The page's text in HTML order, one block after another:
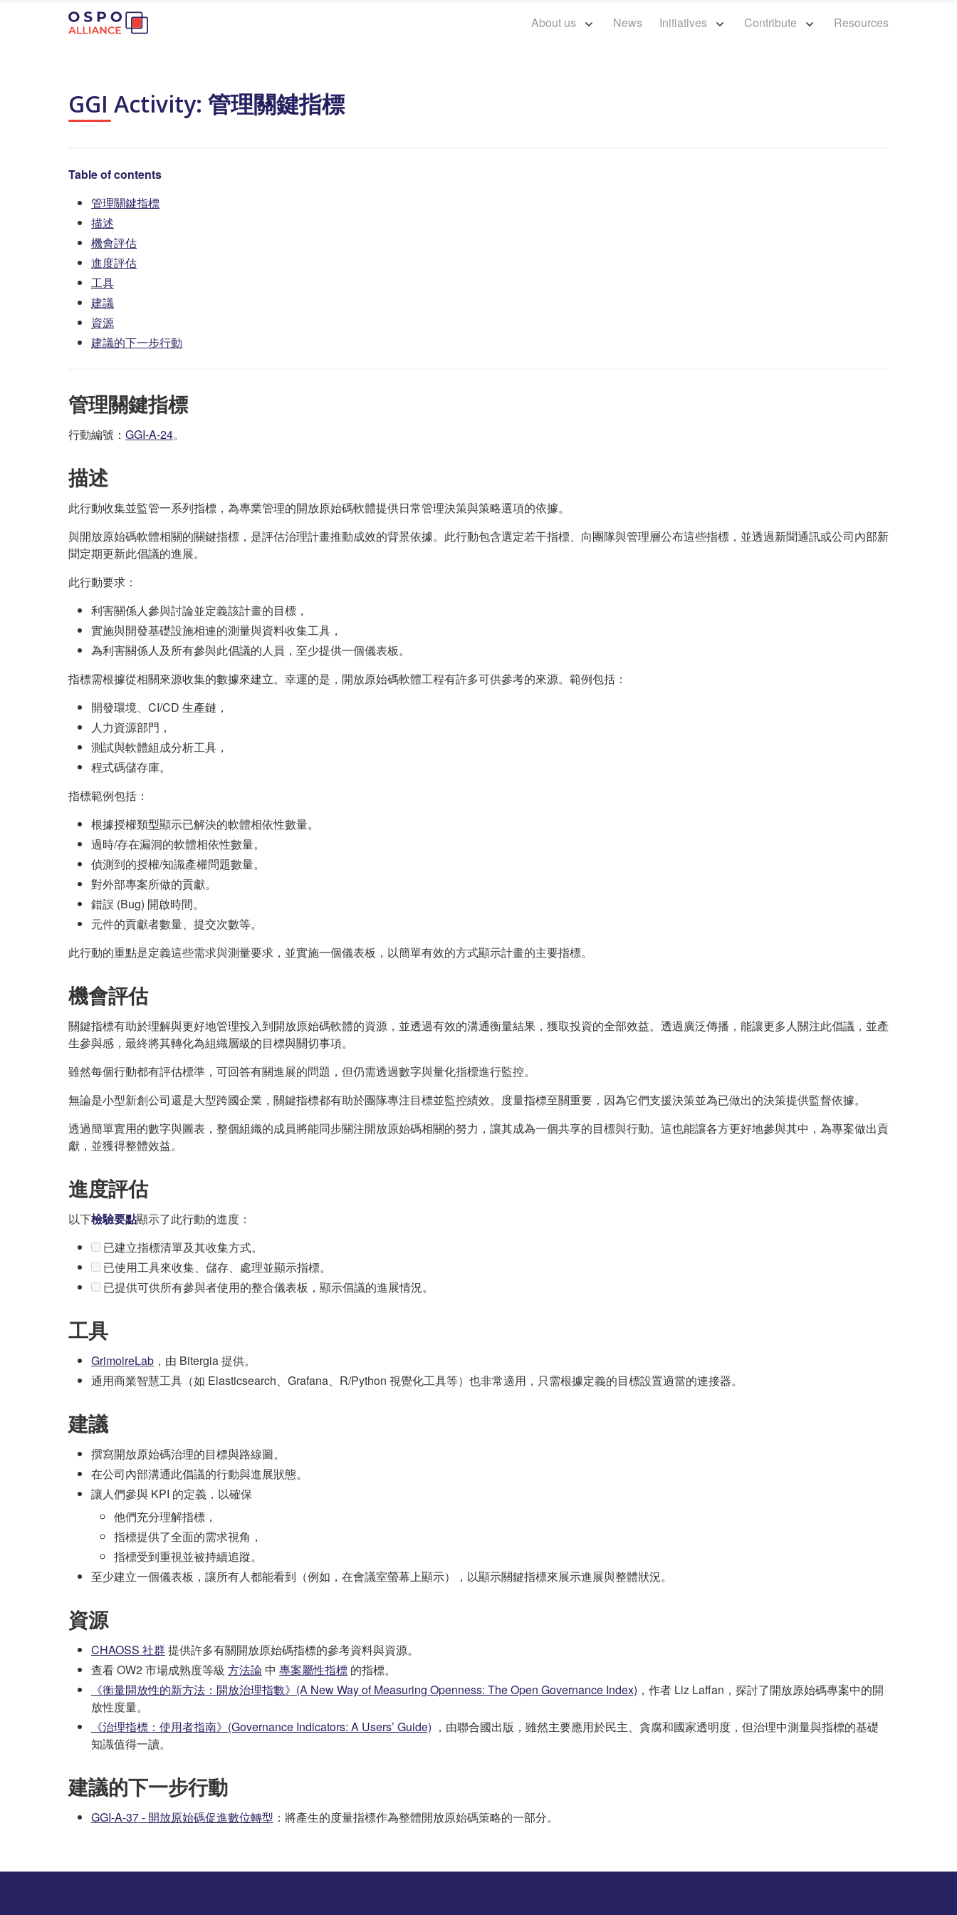
About us News Initiatives Contribute Resources
GGI Activity: 管理關鍵指標
Table of contents
管理關鍵指標
描述
機會評估
進度評估
工具
建議
資源
建議的下一步行動
管理關鍵指標
行動編號： GGI-A-24。
描述
此行動收集並監管一系列指標，為專業管理的開放原始碼軟體提供日常管理決策與策略選項的依據。
與開放原始碼軟體相關的關鍵指標，是評估治理計畫推動成效的背景依據。此行動包含選定若干指標、向團隊與管理層公布這些指標，並透過新聞通訊或公司內部新
聞定期更新此倡議的進展。
此行動要求：
利害關係人參與討論並定義該計畫的目標，
實施與開發基礎設施相連的測量與資料收集工具，
為利害關係人及所有參與此倡議的人員，至少提供一個儀表板。
指標需根據從相關來源收集的數據來建立。幸運的是，開放原始碼軟體工程有許多可供參考的來源。範例包括：
開發環境、CI/CD 生產鏈，
人力資源部門，
測試與軟體組成分析工具，
程式碼儲存庫。
指標範例包括：
根據授權類型顯示已解決的軟體相依性數量。
過時/存在漏洞的軟體相依性數量。
偵測到的授權/知識產權問題數量。
對外部專案所做的貢獻。
錯誤 (Bug) 開啟時間。
元件的貢獻者數量、提交次數等。
此行動的重點是定義這些需求與測量要求，並實施一個儀表板，以簡單有效的方式顯示計畫的主要指標。
機會評估
關鍵指標有助於理解與更好地管理投入到開放原始碼軟體的資源，並透過有效的溝通衡量結果，獲取投資的全部效益。透過廣泛傳播，能讓更多人關注此倡議，並產
生參與感，最終將其轉化為組織層級的目標與關切事項。
雖然每個行動都有評估標準，可回答有關進展的問題，但仍需透過數字與量化指標進行監控。
無論是小型新創公司還是大型跨國企業，關鍵指標都有助於團隊專注目標並監控績效。度量指標至關重要，因為它們支援決策並為已做出的決策提供監督依據。
透過簡單實用的數字與圖表，整個組織的成員將能同步關注開放原始碼相關的努力，讓其成為一個共享的目標與行動。這也能讓各方更好地參與其中，為專案做出貢
獻，並獲得整體效益。
進度評估
以下檢驗要點顯示了此行動的進度：
已建立指標清單及其收集方式。
已使用工具來收集、儲存、處理並顯示指標。
已提供可供所有參與者使用的整合儀表板，顯示倡議的進展情況。
工具
GrimoireLab ，由 Bitergia 提供。
通用商業智慧工具（如 Elasticsearch、Grafana、R/Python 視覺化工具等）也非常適用，只需根據定義的目標設置適當的連接器。
建議
撰寫開放原始碼治理的目標與路線圖。
在公司內部溝通此倡議的行動與進展狀態。
讓人們參與 KPI 的定義，以確保
他們充分理解指標，
指標提供了全面的需求視角，
指標受到重視並被持續追蹤。
至少建立一個儀表板，讓所有人都能看到（例如，在會議室螢幕上顯示），以顯示關鍵指標來展示進展與整體狀況。
資源
CHAOSS 社群提供許多有關開放原始碼指標的參考資料與資源。
查看 OW2 市場成熟度等級 方法論 中 專案屬性指標 的指標。
《衡量開放性的新方法：開放治理指數》(A New Way of Measuring Openness: The Open Governance Index) ，作者 Liz Laffan，探討了開放原始碼專案中的開
放性度量。
《治理指標：使用者指南》(Governance Indicators: A Users’ Guide) ，由聯合國出版，雖然主要應用於民主、貪腐和國家透明度，但治理中測量與指標的基礎
知識值得一讀。
建議的下一步行動
GGI-A-37 - 開放原始碼促進數位轉型 ：將產生的度量指標作為整體開放原始碼策略的一部分。